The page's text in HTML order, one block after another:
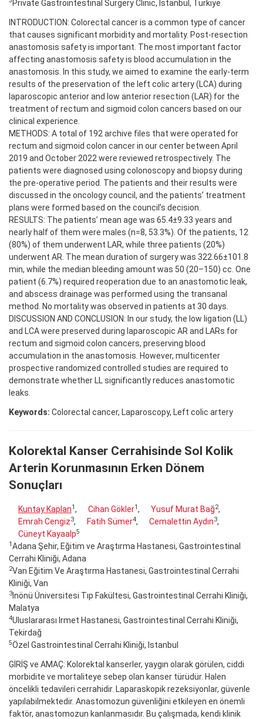
Private Gastrointestinal Surgery Clinic, Istanbul, Türkiye
INTRODUCTION: Colorectal cancer is a common type of cancer
that causes significant morbidity and mortality. Post-resection
anastomosis safety is important. The most important factor
affecting anastomosis safety is blood accumulation in the
anastomosis. In this study, we aimed to examine the early-term
results of the preservation of the left colic artery (LCA) during
laparoscopic anterior and low anterior resection (LAR) for the
treatment of rectum and sigmoid colon cancers based on our
clinical experience.
METHODS: A total of 192 archive files that were operated for
rectum and sigmoid colon cancer in our center between April
2019 and October 2022 were reviewed retrospectively. The
patients were diagnosed using colonoscopy and biopsy during
the pre-operative period. The patients and their results were
discussed in the oncology council, and the patients’ treatment
plans were formed based on the council’s decision.
RESULTS: The patients’ mean age was 65.4±9.33 years and
nearly half of them were males (n=8, 53.3%). Of the patients, 12
(80%) of them underwent LAR, while three patients (20%)
underwent AR. The mean duration of surgery was 322.66±101.8
min, while the median bleeding amount was 50 (20–150) cc. One
patient (6.7%) required reoperation due to an anastomotic leak,
and abscess drainage was performed using the transanal
method. No mortality was observed in patients at 30 days.
DISCUSSION AND CONCLUSION: In our study, the low ligation (LL)
and LCA were preserved during laparoscopic AR and LARs for
rectum and sigmoid colon cancers, preserving blood
accumulation in the anastomosis. However, multicenter
prospective randomized controlled studies are required to
demonstrate whether LL significantly reduces anastomotic
leaks.
Keywords: Colorectal cancer, Laparoscopy, Left colic artery
Kolorektal Kanser Cerrahisinde Sol Kolik
Arterin Korunmasının Erken Dönem
Sonuçları
Kuntay Kaplan1, Cihan Gökler1, Yusuf Murat Bağ2,
Emrah Cengiz3, Fatih Sümer4, Cemalettin Aydın3,
Cüneyt Kayaalp5
1Adana Şehir, Eğitim ve Araştırma Hastanesi, Gastrointestinal
Cerrahi Kliniği, Adana
2Van Eğitim Ve Araştırma Hastanesi, Gastrointestinal Cerrahi
Kliniği, Van
3 Inönü Üniversitesi Tıp Fakültesi, Gastrointestinal Cerrahi Kliniği,
Malatya
4Uluslararası Irmet Hastanesi, Gastrointestinal Cerrahi Kliniği,
Tekirdağ
5Özel Gastrointestinal Cerrahi Kliniği, Istanbul
GİRİŞ ve AMAÇ: Kolorektal kanserler, yaygın olarak görülen, ciddi
morbidite ve mortaliteye sebep olan kanser türüdür. Halen
öncelikli tedavileri cerrahidir. Laparaskopik rezeksiyonlar, güvenle
yapılabilmektedir. Anastomozun güvenliğini etkileyen en önemli
faktör, anastomozun kanlanmasıdır. Bu çalışmada, kendi klinik